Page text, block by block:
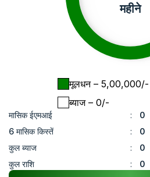
महीने
मूलधन– ₹ 5,00,000/-
ब्याज– ₹ 0/-
मासिक ईएमआई :
0
6 मासिक किस्तें
:
0
कुल ब्याज
:
0
कुल राशि
:
0